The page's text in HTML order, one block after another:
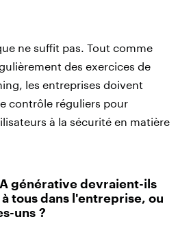
ne suffit pas. Tout comme
des exercices de
les entreprises doivent
contrôle réguliers pour
à la sécurité en matière
générative devraient-ils
tous dans l'entreprise, ou
uns ?